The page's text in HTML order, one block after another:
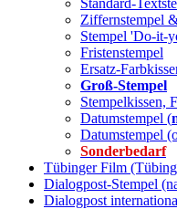
Standard-
Ziffernstempel
Stempel 'Do-it-
Fristenstempel
Ersatz-
Groß-Stempel
Stempelkissen,
Datumstempel (
Datumstempel
Sonderbedarf
Tübinger Film
Dialogpost-Stempel
Dialogpost